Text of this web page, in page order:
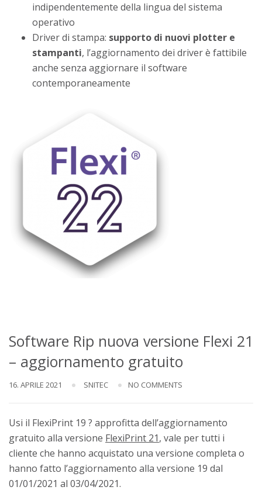
indipendentemente della lingua del sistema
operativo
Driver di stampa: supporto di nuovi plotter e
stampanti, l’aggiornamento dei driver è fattibile
anche senza aggiornare il software
contemporaneamente
Software Rip nuova versione Flexi 21
– aggiornamento gratuito
16. APRILE 2021 SNITEC NO COMMENTS
Usi il FlexiPrint 19 ? approfitta dell’aggiornamento
gratuito alla versione FlexiPrint 21, vale per tutti i
cliente che hanno acquistato una versione completa o
hanno fatto l’aggiornamento alla versione 19 dal
01/01/2021 al 03/04/2021.